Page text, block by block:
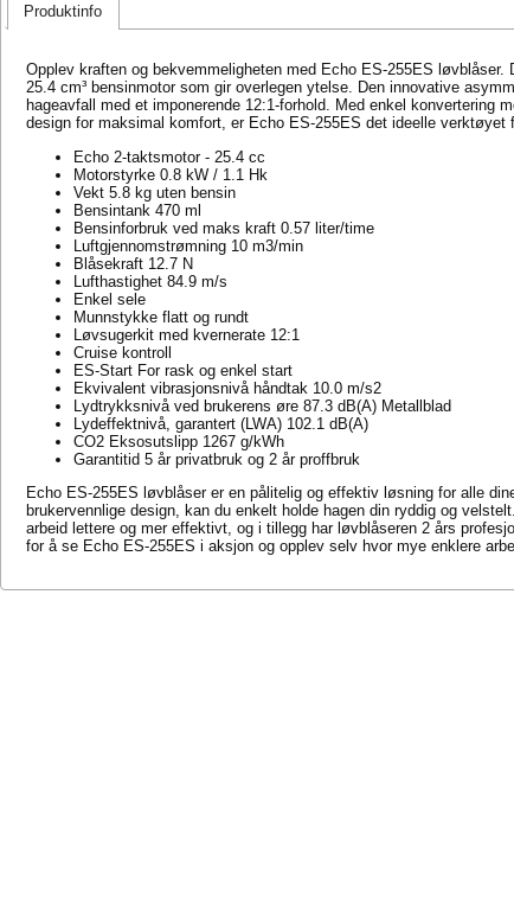
Produktinfo
Opplev kraften og bekvemmeligheten med Echo ES-255ES løvblåser.
25.4 cm³ bensinmotor som gir overlegen ytelse. Den innovative
hageavfall med et imponerende 12:1-forhold. Med enkel konvertering
design for maksimal komfort, er Echo ES-255ES det ideelle verktøyet
Echo 2-taktsmotor - 25.4 cc
Motorstyrke 0.8 kW / 1.1 Hk
Vekt 5.8 kg uten bensin
Bensintank 470 ml
Bensinforbruk ved maks kraft 0.57 liter/time
Luftgjennomstrømning 10 m3/min
Blåsekraft 12.7 N
Lufthastighet 84.9 m/s
Enkel sele
Munnstykke flatt og rundt
Løvsugerkit med kvernerate 12:1
Cruise kontroll
ES-Start For rask og enkel start
Ekvivalent vibrasjonsnivå håndtak 10.0 m/s2
Lydtrykksnivå ved brukerens øre 87.3 dB(A) Metallblad
Lydeffektnivå, garantert (LWA) 102.1 dB(A)
CO2 Eksosutslipp 1267 g/kWh
Garantitid 5 år privatbruk og 2 år proffbruk
Echo ES-255ES løvblåser er en pålitelig og effektiv løsning for alle
brukervennlige design, kan du enkelt holde hagen din ryddig og
arbeid lettere og mer effektivt, og i tillegg har løvblåseren 2 års
for å se Echo ES-255ES i aksjon og opplev selv hvor mye enklere